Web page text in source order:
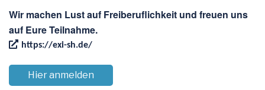
Wir machen Lust auf Freiberuflichkeit und freuen uns
auf Eure Teilnahme.
https://exi-sh.de/
Hier anmelden